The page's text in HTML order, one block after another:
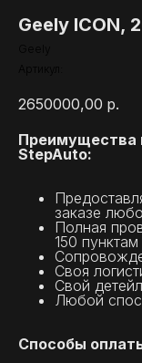
Geely ICON,
2650000,00 р.
Преимущества
StepAuto:
заказе
Полная
150 пунктам
Своя
Свой
Любой
Способы